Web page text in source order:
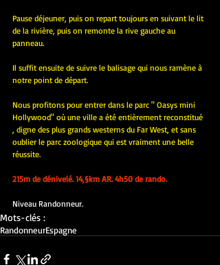
Pause déjeuner, puis on repart toujours en suivant le lit
de la rivière, puis on remonte la rive gauche au
panneau.
Il suffit ensuite de suivre le balisage qui nous ramène à
notre point de départ.
Nous profitons pour entrer dans le parc " Oasys mini
Hollywood" où une ville a été entièrement reconstitué
, digne des plus grands westerns du Far West, et sans
oublier le parc zoologique qui est vraiment une belle
réussite.
215m de dénivelé. 14,§km AR. 4h50 de rando.
Niveau Randonneur.
Mots-clés :
RandonneurEspagne